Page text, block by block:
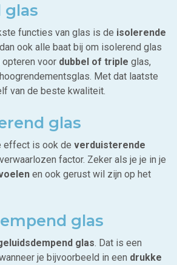
glas
functies van glas is de isolerende
ook alle baat bij om isolerend glas
voor dubbel of triple glas,
Met dat laatste
van de beste kwaliteit.
glas
effect is ook de verduisterende
factor. Zeker als je je in je
en ook gerust wil zijn op het
glas
glas. Dat is een
je bijvoorbeeld in een drukke